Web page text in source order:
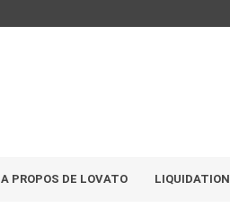
A PROPOS DE LOVATO LIQUIDATION